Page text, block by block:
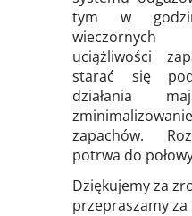
tym w
wieczornych
uciążliwości
starać się
działania
zapachów.
potrwa do
Dziękujemy za
przepraszamy